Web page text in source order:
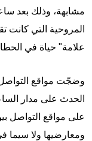
مشابهة، وذلك بعد
المروحية التي
علامة" حياة في
وضجّت مواقع
الحدث على مدار
على مواقع التواصل
ومعارضيها ولا سيما